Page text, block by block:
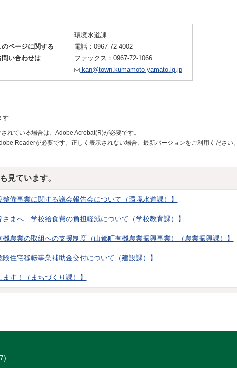
のページに関する
問い合わせは
環境水道課
電話： 0967-72-4002
ファックス：0967-72-1066
kan@town.kumamoto-yamato.lg.jp
す
れている場合は、Adobe Acrobat(R)が必要です。
Readerが必要です。正しく表示されない場合、最新バージョンをご利用ください。
見ています。
整備事業に関する議会報告会について（環境水道課）】
さまへ 学校給食費の負担軽減について（学校教育課）】
機農業の取組への支援制度（山都町有機農業振興事業）（農業振興課）】
険住宅移転事業補助金交付について（建設課）】
ます！（まちづくり課）】